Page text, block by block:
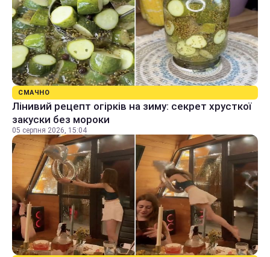
СМАЧНО
Лінивий рецепт огірків на зиму: секрет хрусткої
закуски без мороки
05 серпня 2026, 15:04